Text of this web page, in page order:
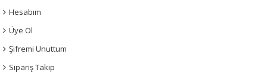
Hesabım
Üye Ol
Şifremi Unuttum
Sipariş Takip